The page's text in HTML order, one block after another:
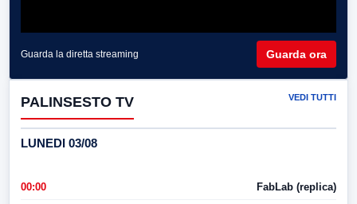
Guarda la diretta streaming Guarda ora
PALINSESTO TV VEDI TUTTI
LUNEDI 03/08
00:00 FabLab (replica)